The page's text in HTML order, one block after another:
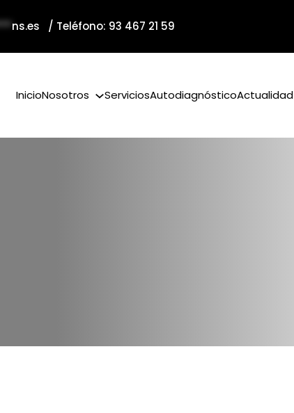
ns.es / Teléfono: 93 467 21 59
InicioNosotros ServiciosAutodiagnósticoActualidad